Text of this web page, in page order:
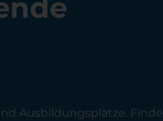
Ausbildungsplätze. Finde